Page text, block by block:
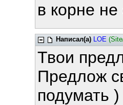
в корне
Написал(а) LOE
Твои
Предлож
подумать )